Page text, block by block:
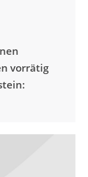
vorrätig